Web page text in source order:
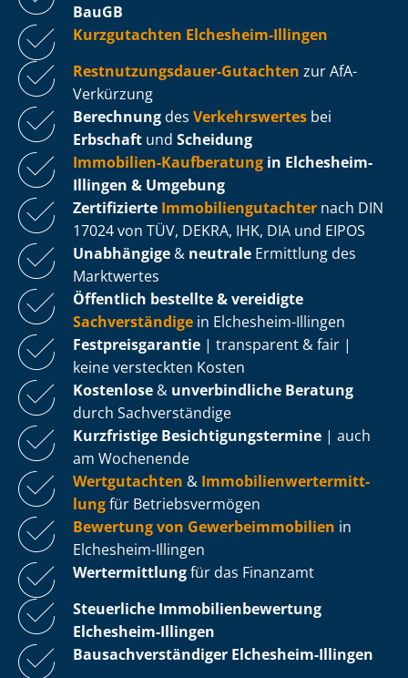
BauGB
Kurzgutachten Elchesheim-Illingen
Rest­nut­zungs­dau­er-Gutachten zur AfA-
Verkürzung
Berechnung des Verkehrswertes bei
Erbschaft und Scheidung
Immobilien-Kaufberatung in Elchesheim-
Illingen & Umgebung
Zertifizierte Im­mo­bi­li­en­gut­ach­ter nach DIN
17024 von TÜV, DEKRA, IHK, DIA und EIPOS
Unabhängige & neutrale Ermittlung des
Marktwertes
Öffentlich bestellte & vereidigte
Sachverständige in Elchesheim-Illingen
Fest­preis­ga­ran­tie | transparent & fair |
keine versteckten Kosten
Kostenlose & unverbindliche Beratung
durch Sachverständige
Kurzfristige Be­sich­ti­gungs­ter­mi­ne | auch
am Wochenende
Wertgutachten & Im­mo­bi­li­en­wert­ermitt­
lungfür Be­triebs­ver­mö­gen
Bewertung von Ge­wer­be­im­mo­bi­li­en in
Elchesheim-Illingen
Wertermittlungfür das Finanzamt
Steuerliche Im­mo­bi­li­en­be­wer­tung
Elchesheim-Illingen
Bau­sach­ver­stän­di­ger Elchesheim-Illingen